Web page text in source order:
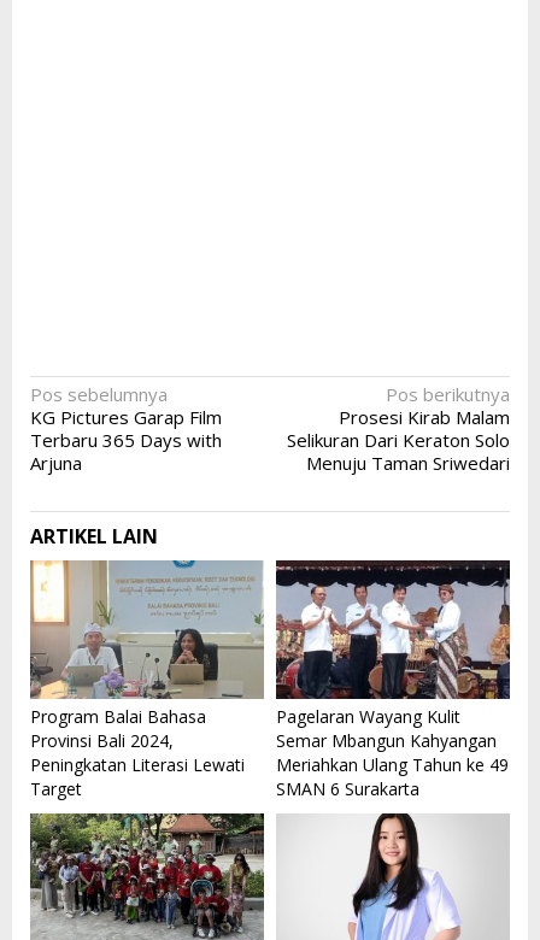
Navigasi
pos
Pos sebelumnya
KG Pictures Garap Film
Terbaru 365 Days with
Arjuna
Pos berikutnya
Prosesi Kirab Malam
Selikuran Dari Keraton Solo
Menuju Taman Sriwedari
ARTIKEL LAIN
Program Balai Bahasa
Provinsi Bali 2024,
Peningkatan Literasi Lewati
Target
Pagelaran Wayang Kulit
Semar Mbangun Kahyangan
Meriahkan Ulang Tahun ke 49
SMAN 6 Surakarta